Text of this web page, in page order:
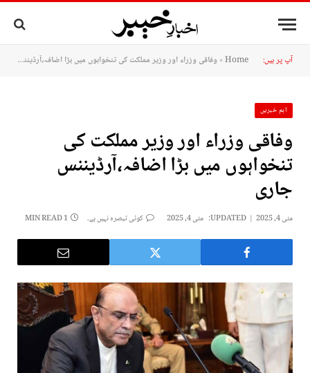
آپ پر ہیں: Home
»وفاقی وزراء اور وزیر مملکت کی تنخواہوں میں بڑا اضافہ،آرڈیننس جاری
اہم خبریں
وفاقی وزراء اور وزیر مملکت کی
تنخواہوں میں بڑا اضافہ،آرڈیننس
جاری
مئی 4, 2025 UPDATED: مئی 4, 2025 کوئی تبصرہ نہیں ہے۔ 1 MIN READ